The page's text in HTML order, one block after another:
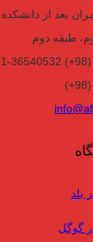
بعد از
بلد
گوگل